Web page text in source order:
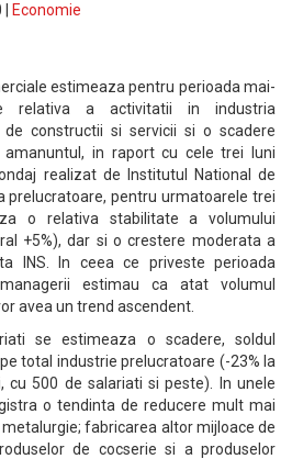
Economie
estimeaza pentru perioada mai-
relativa a activitatii in industria
constructii si servicii si o scadere
in raport cu cele trei luni
realizat de Institutul National de
prelucratoare, pentru urmatoarele trei
o relativa stabilitate a volumului
+5%), dar si o crestere moderata a
INS. In ceea ce priveste perioada
estimau ca atat volumul
avea un trend ascendent.
se estimeaza o scadere, soldul
total industrie prelucratoare (-23% la
cu 500 de salariati si peste). In unele
o tendinta de reducere mult mai
fabricarea altor mijloace de
de cocserie si a produselor